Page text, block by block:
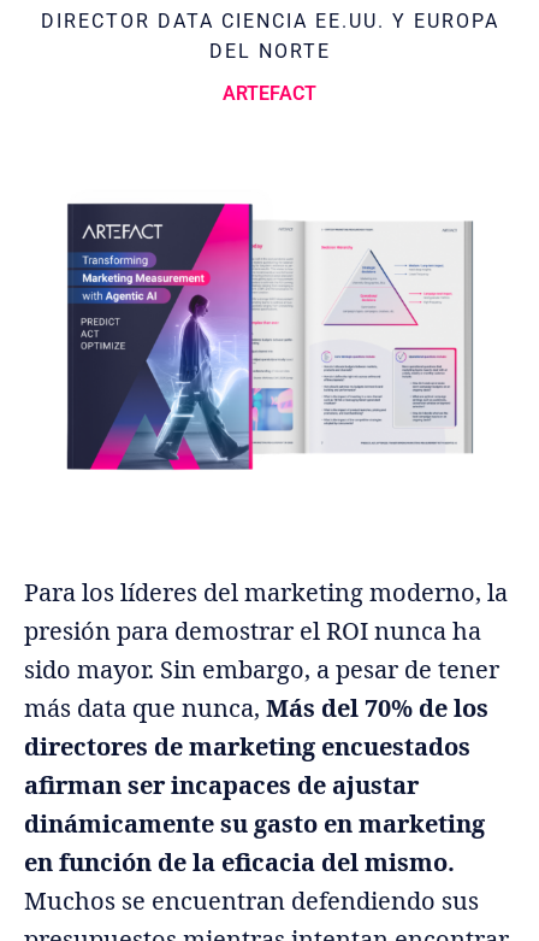
DIRECTOR DATA CIENCIA EE.UU. Y EUROPA
DEL NORTE
ARTEFACT
Para los líderes del marketing moderno, la
presión para demostrar el ROI nunca ha
sido mayor. Sin embargo, a pesar de tener
más data que nunca,Más del 70% de los
directores de marketing encuestados
afirman ser incapaces de ajustar
dinámicamente su gasto en marketing
en función de la eficacia del mismo.
Muchos se encuentran defendiendo sus